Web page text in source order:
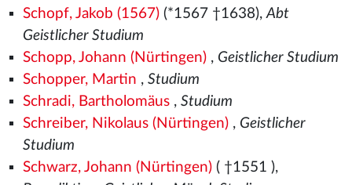
Schopf, Jakob (1567)(*1567 †1638),Abt
Geistlicher Studium
Schopp, Johann (Nürtingen), Geistlicher Studium
Schopper, Martin , Studium
Schradi, Bartholomäus, Studium
Schreiber, Nikolaus (Nürtingen), Geistlicher
Studium
Schwarz, Johann (Nürtingen)( †1551 ),